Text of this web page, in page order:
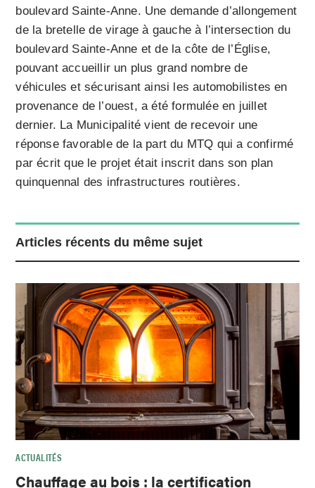
boulevard Sainte-Anne. Une demande d’allongement
de la bretelle de virage à gauche à l’intersection du
boulevard Sainte-Anne et de la côte de l’Église,
pouvant accueillir un plus grand nombre de
véhicules et sécurisant ainsi les automobilistes en
provenance de l’ouest, a été formulée en juillet
dernier. La Municipalité vient de recevoir une
réponse favorable de la part du MTQ qui a confirmé
par écrit que le projet était inscrit dans son plan
quinquennal des infrastructures routières.
Articles récents du même sujet
ACTUALITÉS
Chauffage au bois : la certification